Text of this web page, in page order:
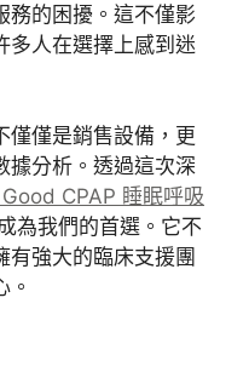
務的困擾。這不僅影
多人在選擇上感到迷
僅僅是銷售設備，更
據分析。透過這次深
CPAP 睡眠呼吸
為我們的首選。它不
有強大的臨床支援團
。